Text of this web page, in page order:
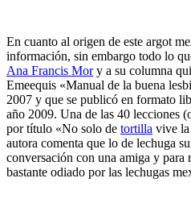
En cuanto al origen de este argot
información, sin embargo todo lo
Ana Francis Mory a su columna
Emeequis «Manual de la buena
2007 y que se publicó en formato
año 2009. Una de las 40 lecciones
por título «No solo de tortilla vive la
autora comenta que lo de lechuga
conversación con una amiga y
bastante odiado por las lechugas